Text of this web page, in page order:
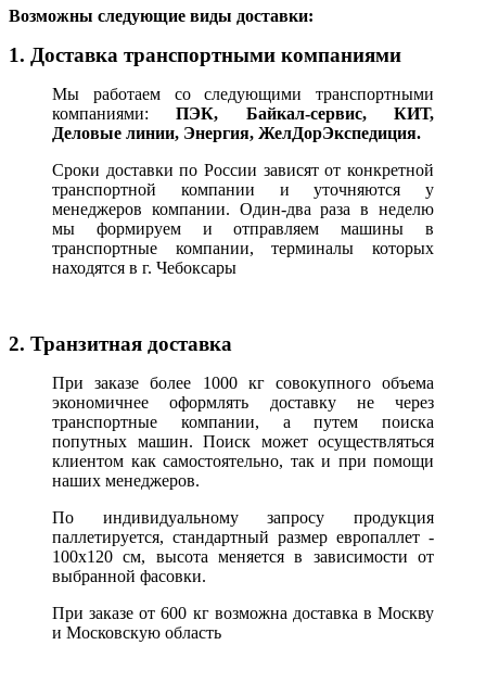
Возможны следующие виды доставки:
1. Доставка транспортными компаниями
Мы работаем со следующими транспортными
компаниями:ПЭК, Байкал-сервис, КИТ,
Деловые линии, Энергия, ЖелДорЭкспедиция.
Сроки доставки по России зависят от конкретной
транспортной компании и уточняются у
менеджеров компании. Один-два раза в неделю
мы формируем и отправляем машины в
транспортные компании, терминалы которых
находятся в г. Чебоксары
2. Транзитная доставка
При заказе более 1000 кг совокупного объема
экономичнее оформлять доставку не через
транспортные компании, а путем поиска
попутных машин. Поиск может осуществляться
клиентом как самостоятельно, так и при помощи
наших менеджеров.
По индивидуальному запросу продукция
паллетируется, стандартный размер европаллет -
100х120 см, высота меняется в зависимости от
выбранной фасовки.
При заказе от 600 кг возможна доставка в Москву
и Московскую область